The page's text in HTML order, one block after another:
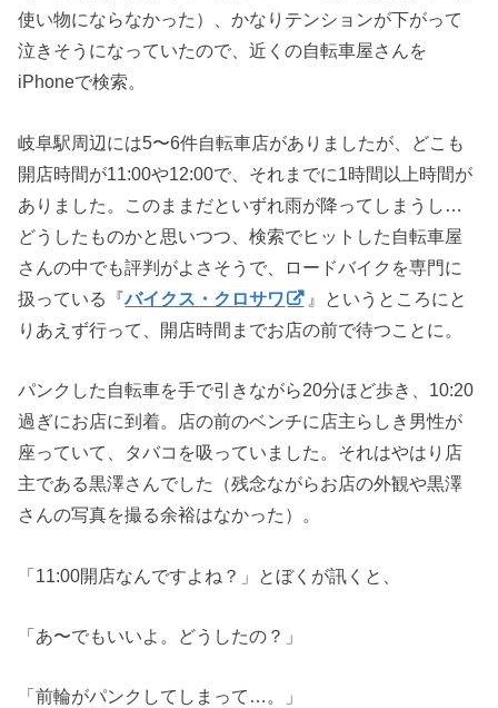
使い物にならなかった）、かなりテンションが下がって
泣きそうになっていたので、近くの自転車屋さんを
iPhoneで検索。
岐阜駅周辺には5〜6件自転車店がありましたが、どこも
開店時間が11:00や12:00で、それまでに1時間以上時間が
ありました。このままだといずれ雨が降ってしまうし…
どうしたものかと思いつつ、検索でヒットした自転車屋
さんの中でも評判がよさそうで、ロードバイクを専門に
扱っている『バイクス・クロサワ
』というところにと
りあえず行って、開店時間までお店の前で待つことに。
パンクした自転車を手で引きながら20分ほど歩き、10:20
過ぎにお店に到着。店の前のベンチに店主らしき男性が
座っていて、タバコを吸っていました。それはやはり店
主である黒澤さんでした（残念ながらお店の外観や黒澤
さんの写真を撮る余裕はなかった）。
「11:00開店なんですよね？」とぼくが訊くと、
「あ〜でもいいよ。どうしたの？」
「前輪がパンクしてしまって…。」